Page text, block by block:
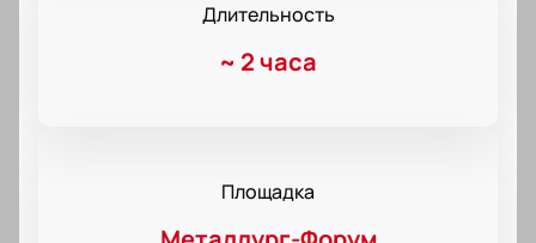
Длительность
~ 2 часа
Площадка